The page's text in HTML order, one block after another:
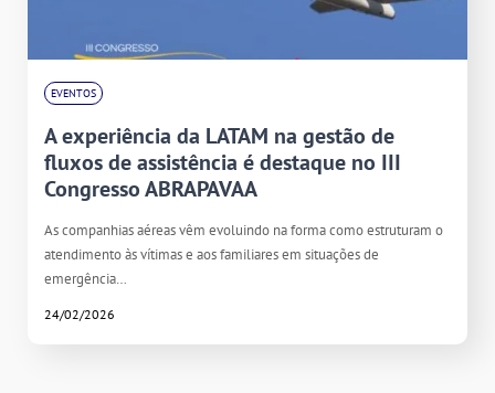
EVENTOS
A experiência da LATAM na gestão de
fluxos de assistência é destaque no III
Congresso ABRAPAVAA
As companhias aéreas vêm evoluindo na forma como estruturam o
atendimento às vítimas e aos familiares em situações de
emergência…
24/02/2026